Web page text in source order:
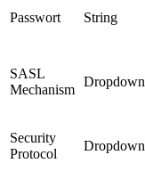
Passwort String
SASL
Mechanism
Dropdown
Security
Protocol
Dropdown